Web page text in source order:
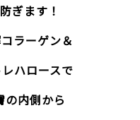
ぎます！
ラーゲン＆
ハロースで
の内側から